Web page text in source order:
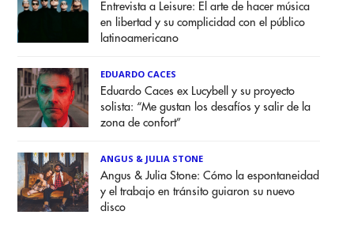
Entrevista a Leisure: El arte de hacer música
en libertad y su complicidad con el público
latinoamericano
EDUARDO CACES
Eduardo Caces ex Lucybell y su proyecto
solista: “Me gustan los desafíos y salir de la
zona de confort”
ANGUS & JULIA STONE
Angus & Julia Stone: Cómo la espontaneidad
y el trabajo en tránsito guiaron su nuevo
disco